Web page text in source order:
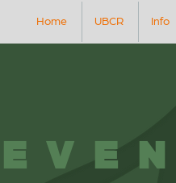
Home UBCR Info